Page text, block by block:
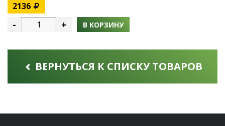
2136
- + В КОРЗИНУ
ВЕРНУТЬСЯ К СПИСКУ ТОВАРОВ